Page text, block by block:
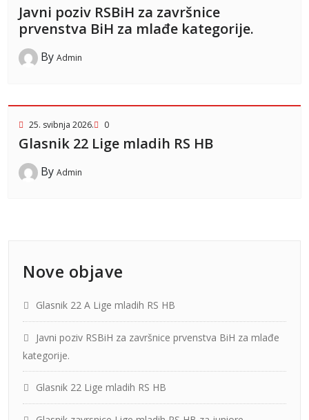
Javni poziv RSBiH za završnice
prvenstva BiH za mlađe kategorije.
By Admin
25. svibnja 2026. 0
Glasnik 22 Lige mladih RS HB
By Admin
Nove objave
Glasnik 22 A Lige mladih RS HB
Javni poziv RSBiH za završnice prvenstva BiH za mlađe
kategorije.
Glasnik 22 Lige mladih RS HB